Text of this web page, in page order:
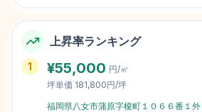
上昇率ランキング
1 ¥55,000 円/㎡
坪単価 181,800円/坪
福岡県八女市蒲原字榎町１０６６番１外